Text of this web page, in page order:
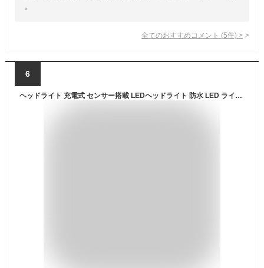
。
全てのおすすめコメント (5件) >
6
ヘッドライト 充電式 センサー搭載 LEDヘッドライト 防水 LED ライト 防災 災害 キャンプ アウトドア ヘッドライト